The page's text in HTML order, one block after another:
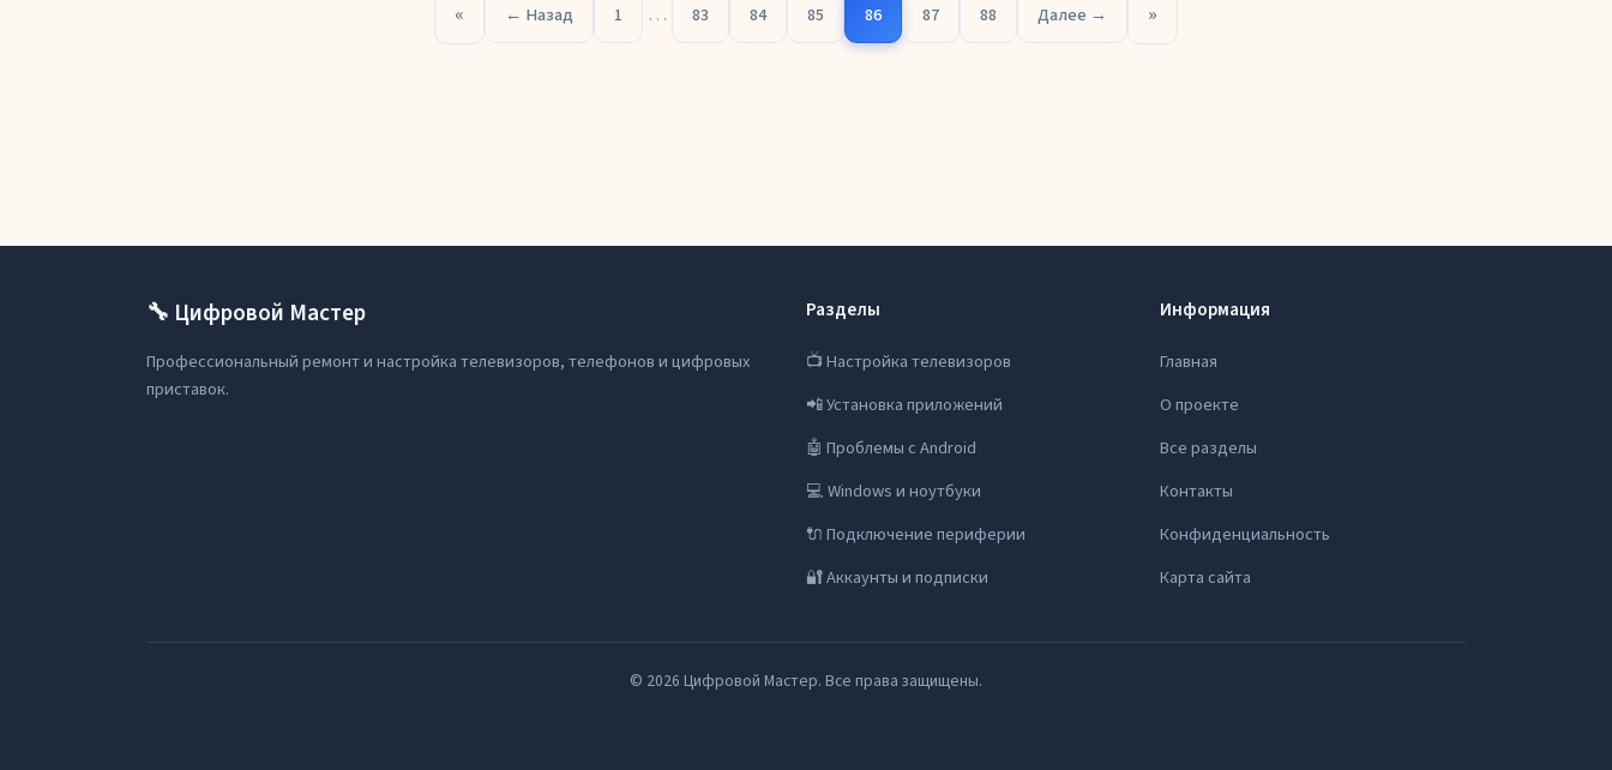
« ← Назад 1 … 83 84 85 86 87 88 Далее → »
🔧 Цифровой Мастер
Профессиональный ремонт и настройка телевизоров, телефонов и цифровых
приставок.
Разделы
📺 Настройка телевизоров
📲 Установка приложений
🤖 Проблемы с Android
💻 Windows и ноутбуки
🔌 Подключение периферии
🔐 Аккаунты и подписки
Информация
Главная
О проекте
Все разделы
Контакты
Конфиденциальность
Карта сайта
© 2026 Цифровой Мастер. Все права защищены.